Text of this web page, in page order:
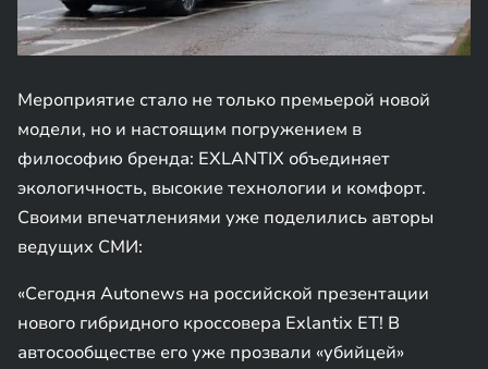
Мероприятие стало не только премьерой новой
модели, но и настоящим погружением в
философию бренда: EXLANTIX объединяет
экологичность, высокие технологии и комфорт.
Своими впечатлениями уже поделились авторы
ведущих СМИ:
«Сегодня Autonews на российской презентации
нового гибридного кроссовера Exlantix ET! В
автосообществе его уже прозвали «убийцей»